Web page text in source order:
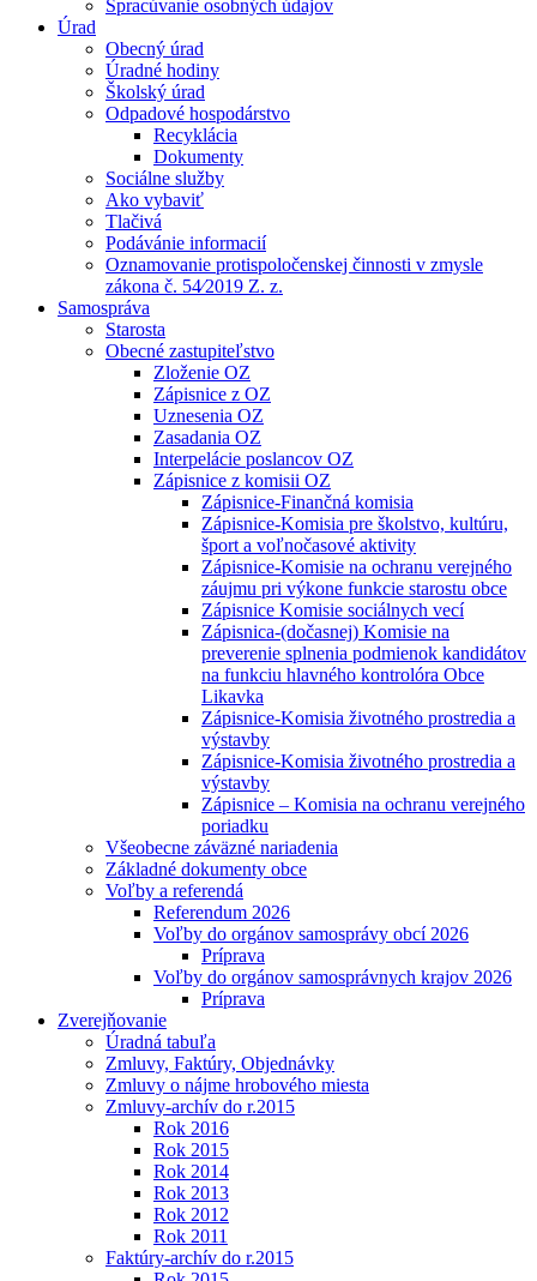
Spracúvanie osobných údajov
Úrad
Obecný úrad
Úradné hodiny
Školský úrad
Odpadové hospodárstvo
Recyklácia
Dokumenty
Sociálne služby
Ako vybaviť
Tlačivá
Podávánie informacií
Oznamovanie protispoločenskej činnosti v zmysle
zákona č. 54⁄2019 Z. z.
Samospráva
Starosta
Obecné zastupiteľstvo
Zloženie OZ
Zápisnice z OZ
Uznesenia OZ
Zasadania OZ
Interpelácie poslancov OZ
Zápisnice z komisii OZ
Zápisnice-Finančná komisia
Zápisnice-Komisia pre školstvo, kultúru,
šport a voľnočasové aktivity
Zápisnice-Komisie na ochranu verejného
záujmu pri výkone funkcie starostu obce
Zápisnice Komisie sociálnych vecí
Zápisnica-(dočasnej) Komisie na
preverenie splnenia podmienok kandidátov
na funkciu hlavného kontrolóra Obce
Likavka
Zápisnice-Komisia životného prostredia a
výstavby
Zápisnice-Komisia životného prostredia a
výstavby
Zápisnice – Komisia na ochranu verejného
poriadku
Všeobecne záväzné nariadenia
Základné dokumenty obce
Voľby a referendá
Referendum 2026
Voľby do orgánov samosprávy obcí 2026
Príprava
Voľby do orgánov samosprávnych krajov 2026
Príprava
Zverejňovanie
Úradná tabuľa
Zmluvy, Faktúry, Objednávky
Zmluvy o nájme hrobového miesta
Zmluvy-archív do r.2015
Rok 2016
Rok 2015
Rok 2014
Rok 2013
Rok 2012
Rok 2011
Faktúry-archív do r.2015